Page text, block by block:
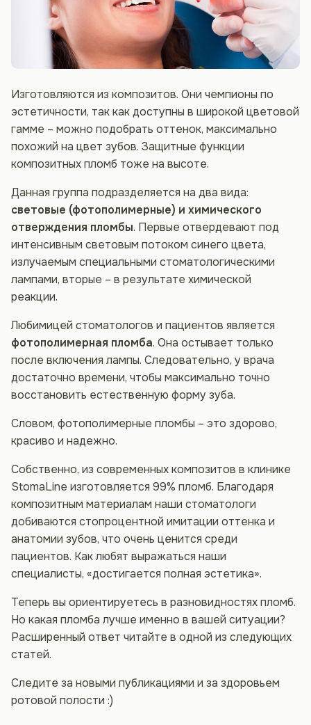
Изготовляются из композитов. Они чемпионы по
эстетичности, так как доступны в широкой цветовой
гамме – можно подобрать оттенок, максимально
похожий на цвет зубов. Защитные функции
композитных пломб тоже на высоте.
Данная группа подразделяется на два вида:
световые (фотополимерные) и химического
отверждения пломбы. Первые отвердевают под
интенсивным световым потоком синего цвета,
излучаемым специальными стоматологическими
лампами, вторые – в результате химической
реакции.
Любимицей стоматологов и пациентов является
фотополимерная пломба. Она остывает только
после включения лампы. Следовательно, у врача
достаточно времени, чтобы максимально точно
восстановить естественную форму зуба.
Словом, фотополимерные пломбы – это здорово,
красиво и надежно.
Собственно, из современных композитов в клинике
StomaLine изготовляется 99% пломб. Благодаря
композитным материалам наши стоматологи
добиваются стопроцентной имитации оттенка и
анатомии зубов, что очень ценится среди
пациентов. Как любят выражаться наши
специалисты, «достигается полная эстетика».
Теперь вы ориентируетесь в разновидностях пломб.
Но какая пломба лучше именно в вашей ситуации?
Расширенный ответ читайте в одной из следующих
статей.
Следите за новыми публикациями и за здоровьем
ротовой полости :)